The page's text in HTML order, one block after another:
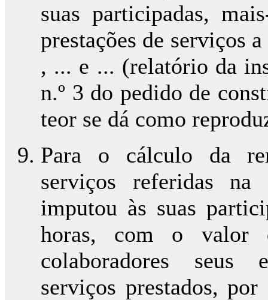
suas participadas,
prestações de serviços
, ... e ... (relatório da
n.º 3 do pedido de
teor se dá como
Para o cálculo da
serviços referidas na
imputou às suas
horas, com o
colaboradores seus
serviços prestados,